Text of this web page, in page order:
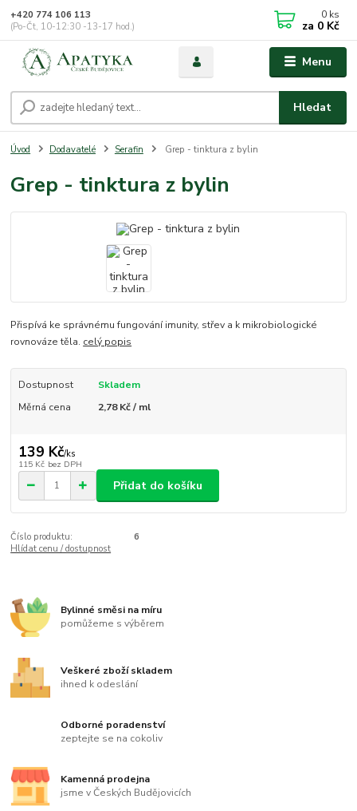
Menu
Hledat
+420 774 106 113
(Po-Čt, 10-12:30 -13-17 hod.)
0 ks
za 0 Kč
Úvod Dodavatelé Serafin Grep - tinktura z bylin
Grep - tinktura z bylin
Přispívá ke správnému fungování imunity, střev a k mikrobiologické
rovnováze těla. celý popis
Dostupnost
Skladem
Měrná cena
2,78 Kč / ml
139 Kč/ks
115 Kč bez DPH
Přidat do košíku
Číslo produktu:
6
Hlídat cenu / dostupnost
Bylinné směsi na míru
pomůžeme s výběrem
Veškeré zboží skladem
ihned k odeslání
Odborné poradenství
zeptejte se na cokoliv
Kamenná prodejna
jsme v Českých Budějovicích